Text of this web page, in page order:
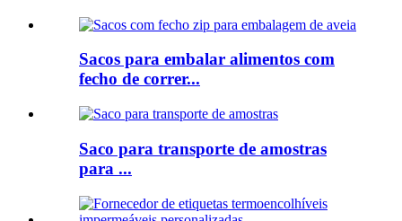
Sacos para embalar alimentos com
fecho de correr...
Saco para transporte de amostras
para ...